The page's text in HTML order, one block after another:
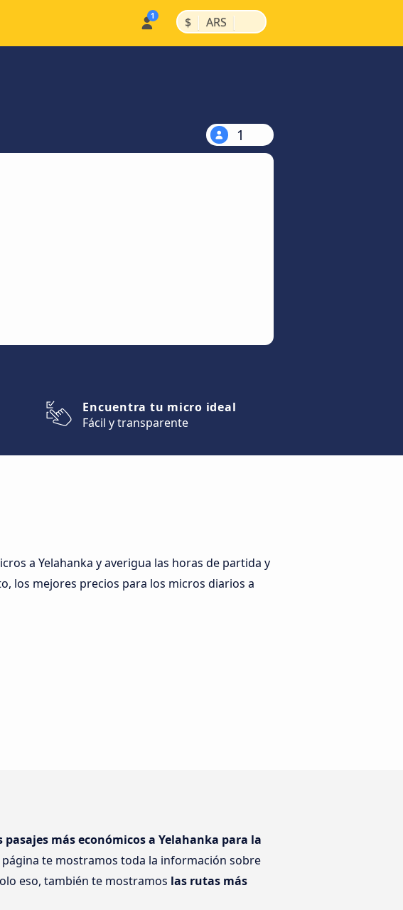
$ | ARS |
1
Encuentra tu micro ideal
Fácil y transparente
a Yelahanka y averigua las horas de partida y
los mejores precios para los micros diarios a
pasajes más económicos a Yelahanka para la
te mostramos toda la información sobre
eso, también te mostramos las rutas más